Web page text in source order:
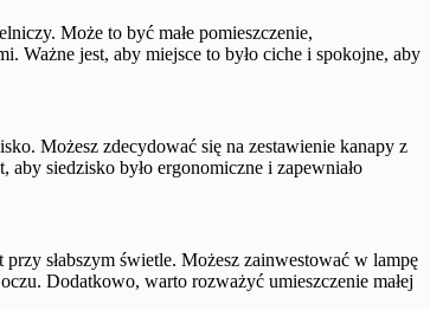
Może to być małe pomieszczenie,
Ważne jest, aby miejsce to było ciche i spokojne, aby
Możesz zdecydować się na zestawienie kanapy z
siedzisko było ergonomiczne i zapewniało
słabszym świetle. Możesz zainwestować w lampę
Dodatkowo, warto rozważyć umieszczenie małej